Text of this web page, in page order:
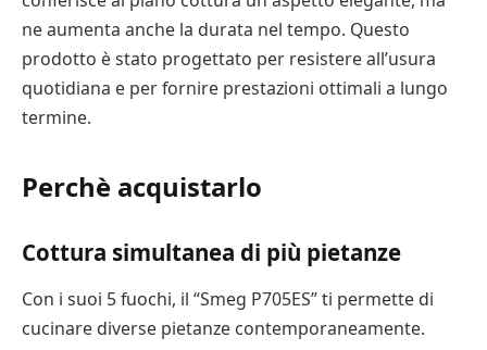
ne aumenta anche la durata nel tempo. Questo
prodotto è stato progettato per resistere all’usura
quotidiana e per fornire prestazioni ottimali a lungo
termine.
Perchè acquistarlo
Cottura simultanea di più pietanze
Con i suoi 5 fuochi, il “Smeg P705ES” ti permette di
cucinare diverse pietanze contemporaneamente.